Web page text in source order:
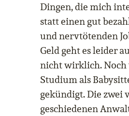
Dingen, die mich
statt einen gut
und nervtötenden
Geld geht es leider
nicht wirklich. Noch
Studium als
gekündigt. Die zwei
geschiedenen